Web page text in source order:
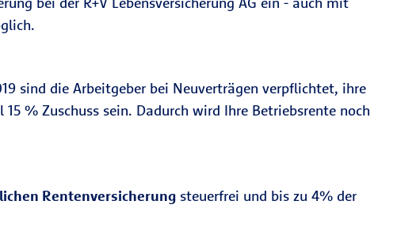
sind die Arbeitgeber bei Neuverträgen verpflichtet, ihre
% Zuschuss sein. Dadurch wird Ihre Betriebsrente noch
Rentenversicherung steuerfrei und bis zu 4% der